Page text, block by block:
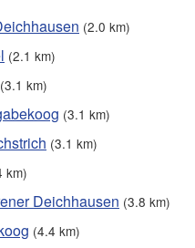
(2.0 km)
(2.1 km)
(3.1 km)
(3.1 km)
(3.1 km)
km)
Deichhausen (3.8 km)
(4.4 km)